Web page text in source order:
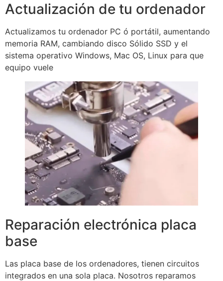
Actualización de tu ordenador
Actualizamos tu ordenador PC ó portátil, aumentando
memoria RAM, cambiando disco Sólido SSD y el
sistema operativo Windows, Mac OS, Linux para que
equipo vuele
Reparación electrónica placa
base
Las placa base de los ordenadores, tienen circuitos
integrados en una sola placa. Nosotros reparamos